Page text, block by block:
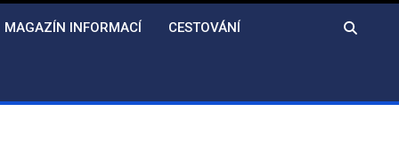
MAGAZÍN INFORMACÍ CESTOVÁNÍ